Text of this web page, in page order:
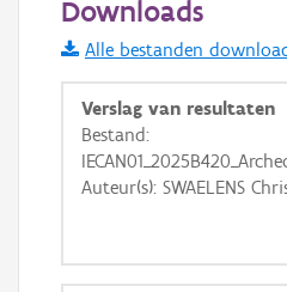
Informatie Vlaanderen
i
+ −
Downloads
Alle bestanden
Verslag van resultaten
Bestand:
Auteur(s): SWAELENS